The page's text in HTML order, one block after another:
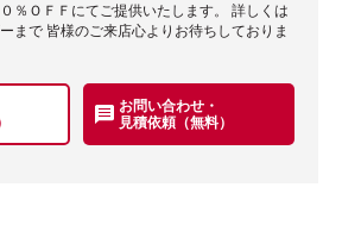
％ＯＦＦにてご提供いたします。 詳しくは
まで 皆様のご来店心よりお待ちしておりま
お問い合わせ・
見積依頼（無料）